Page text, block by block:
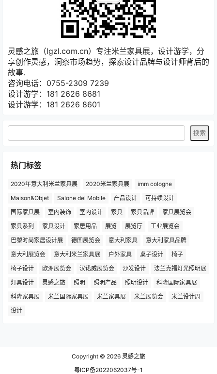
灵感之旅（lgzl.com.cn）专注米兰家具展，设计游学，分
享创作灵感，洞察市场趋势，探索设计品牌与设计师背后的
故事.
咨询电话：0755-2309 7239
设计游学：181 2626 8681
设计游学：181 2626 8601
热门标签
2020年意大利米兰家具展 2020米兰家具展
imm cologne
Maison&Objet
Salone del Mobile 产品设计
可持续设计
国际家具展
室内装饰 室内设计 家具 家具品牌
家具展览会
家具系列
家具设计 家居用品 展览 展览厅
工业展览会
巴黎时尚家居设计展
德国展览会 意大利家具
意大利家具品牌
意大利展览会
意大利米兰家具展 户外家具 桌子设计
椅子
椅子设计
欧洲展览会 汉诺威展览会 沙发设计
法兰克福灯光照明展
灯具设计
灵感之旅 照明 照明产品 照明设计
科隆国际家具展
科隆家具展
米兰国际家具展 米兰家具展 米兰展览会
米兰设计周
设计
Copyright © 2026 灵感之旅
粤ICP备2022062037号-1